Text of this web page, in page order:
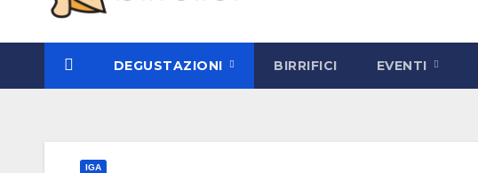
DEGUSTAZIONI BIRRIFICI EVENTI
IGA